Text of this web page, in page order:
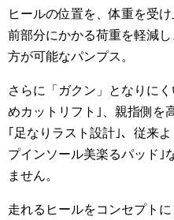
ヒールの位置を、体重を受
前部分にかかる荷重を軽減
方が可能なパンプス。
さらに「ガクン」となりに
めカットリフト｣、親指側を
｢足なりラスト設計｣、従来
プインソール美楽るパッド｣
ません。
走れるヒールをコンセプト